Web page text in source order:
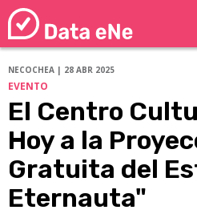
NECOCHEA | 28 ABR 2025
EVENTO
El Centro
Hoy a la
Gratuita del
Eternauta"